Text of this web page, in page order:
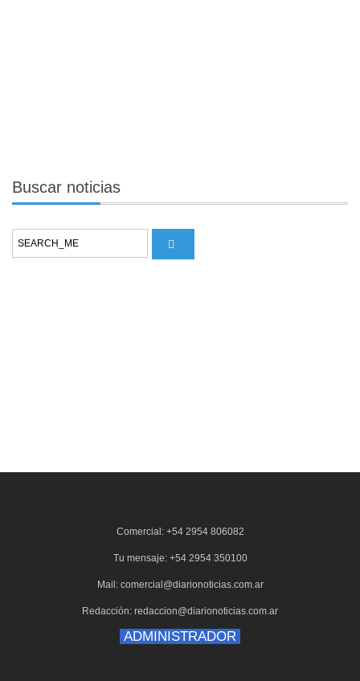
Buscar noticias
Comercial: +54 2954 806082
Tu mensaje: +54 2954 350100
Mail: comercial@diarionoticias.com.ar
Redacción: redaccion@diarionoticias.com.ar
ADMINISTRADOR